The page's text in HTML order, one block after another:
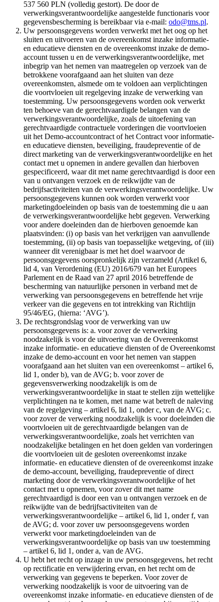
537 560 PLN (volledig gestort). De door de
verwerkingsverantwoordelijke aangestelde functionaris voor
gegevensbescherming is bereikbaar via e-mail: odo@tms.pl.
Uw persoonsgegevens worden verwerkt met het oog op het
sluiten en uitvoeren van de overeenkomst inzake informatie-
en educatieve diensten en de overeenkomst inzake de demo-
account tussen u en de verwerkingsverantwoordelijke, met
inbegrip van het nemen van maatregelen op verzoek van de
betrokkene voorafgaand aan het sluiten van deze
overeenkomsten, alsmede om te voldoen aan verplichtingen
die voortvloeien uit regelgeving inzake de verwerking van
toestemming. Uw persoonsgegevens worden ook verwerkt
ten behoeve van de gerechtvaardigde belangen van de
verwerkingsverantwoordelijke, zoals de uitoefening van
gerechtvaardigde contractuele vorderingen die voortvloeien
uit het Demo-accountcontract of het Contract voor informatie-
en educatieve diensten, beveiliging, fraudepreventie of de
direct marketing van de verwerkingsverantwoordelijke en het
contact met u opnemen in andere gevallen dan hierboven
gespecificeerd, waar dit met name gerechtvaardigd is door een
van u ontvangen verzoek en de reikwijdte van de
bedrijfsactiviteiten van de verwerkingsverantwoordelijke. Uw
persoonsgegevens kunnen ook worden verwerkt voor
marketingdoeleinden op basis van de toestemming die u aan
de verwerkingsverantwoordelijke hebt gegeven. Verwerking
voor andere doeleinden dan de hierboven genoemde kan
plaatsvinden: (i) op basis van het verkrijgen van aanvullende
toestemming, (ii) op basis van toepasselijke wetgeving, of (iii)
wanneer dit verenigbaar is met het doel waarvoor de
persoonsgegevens oorspronkelijk zijn verzameld (Artikel 6,
lid 4, van Verordening (EU) 2016/679 van het Europees
Parlement en de Raad van 27 april 2016 betreffende de
bescherming van natuurlijke personen in verband met de
verwerking van persoonsgegevens en betreffende het vrije
verkeer van die gegevens en tot intrekking van Richtlijn
95/46/EG, (hierna: ‘AVG’).
De rechtsgrondslag voor de verwerking van uw
persoonsgegevens is: a. voor zover de verwerking
noodzakelijk is voor de uitvoering van de Overeenkomst
inzake informatie- en educatieve diensten of de Overeenkomst
inzake de demo-account en voor het nemen van stappen
voorafgaand aan het sluiten van een overeenkomst – artikel 6,
lid 1, onder b), van de AVG; b. voor zover de
gegevensverwerking noodzakelijk is om de
verwerkingsverantwoordelijke in staat te stellen zijn wettelijke
verplichtingen na te komen, met name wat betreft de naleving
van de regelgeving – artikel 6, lid 1, onder c, van de AVG; c.
voor zover de verwerking noodzakelijk is voor doeleinden die
voortvloeien uit de gerechtvaardigde belangen van de
verwerkingsverantwoordelijke, zoals het verrichten van
noodzakelijke betalingen en het doen gelden van vorderingen
die voortvloeien uit de gesloten overeenkomst inzake
informatie- en educatieve diensten of de overeenkomst inzake
de demo-account, beveiliging, fraudepreventie of direct
marketing door de verwerkingsverantwoordelijke of het
contact met u opnemen, voor zover dit met name
gerechtvaardigd is door een van u ontvangen verzoek en de
reikwijdte van de bedrijfsactiviteiten van de
verwerkingsverantwoordelijke – artikel 6, lid 1, onder f, van
de AVG; d. voor zover uw persoonsgegevens worden
verwerkt voor marketingdoeleinden van de
verwerkingsverantwoordelijke op basis van uw toestemming
– artikel 6, lid 1, onder a, van de AVG.
U hebt het recht op inzage in uw persoonsgegevens, het recht
op rectificatie en verwijdering ervan, en het recht om de
verwerking van gegevens te beperken. Voor zover de
verwerking noodzakelijk is voor de uitvoering van de
overeenkomst inzake informatie- en educatieve diensten of de